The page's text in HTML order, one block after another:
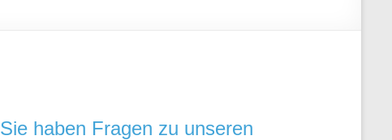
Sie haben Fragen zu unseren